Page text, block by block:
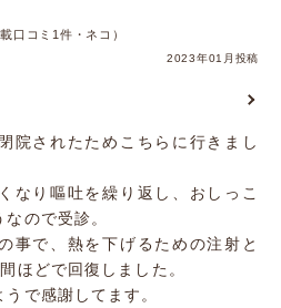
口コミ1件・ネコ）
2023年01月投稿
院されたためこちらに行きまし
なり嘔吐を繰り返し、おしっこ
ので受診。
事で、熱を下げるための注射と
ほどで回復しました。
で感謝してます。